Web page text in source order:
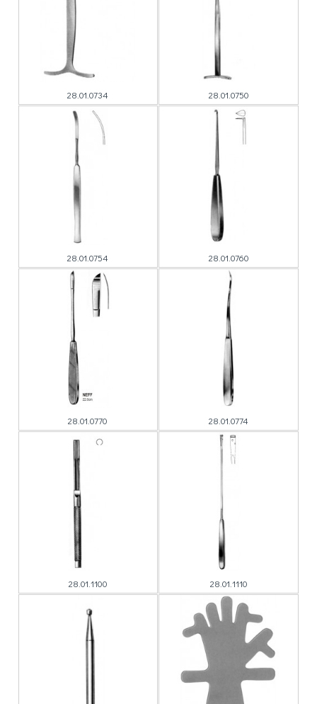
28.01.0734 28.01.0750
28.01.0754 28.01.0760
28.01.0770 28.01.0774
28.01.1100 28.01.1110